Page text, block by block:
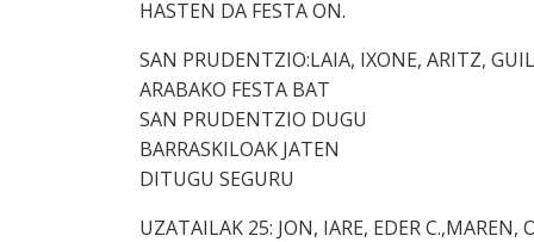
HASTEN DA FESTA ON.
SAN PRUDENTZIO:LAIA, IXONE, ARITZ,
ARABAKO FESTA BAT
SAN PRUDENTZIO DUGU
BARRASKILOAK JATEN
DITUGU SEGURU
UZATAILAK 25: JON, IARE, EDER C.,MAREN,